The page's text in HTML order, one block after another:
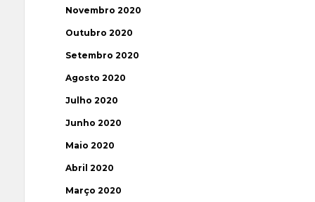
Novembro 2020
Outubro 2020
Setembro 2020
Agosto 2020
Julho 2020
Junho 2020
Maio 2020
Abril 2020
Março 2020